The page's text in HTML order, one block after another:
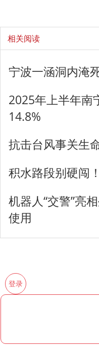
相关阅读
宁波一涵洞内淹
2025年上半年南
14.8%
抗击台风事关生
积水路段别硬闯
机器人“交警”亮
使用
登录